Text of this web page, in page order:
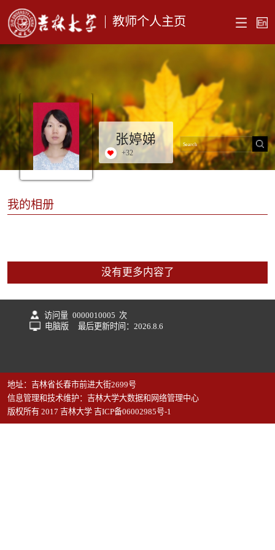
教师个人主页
张婷娣
+32
我的相册
没有更多内容了
访问量 0000010005 次
电脑版
最后更新时间： 2026 8 6
地址：吉林省长春市前进大街2699号
信息管理和技术维护：吉林大学大数据和网络管理中心
版权所有 2017 吉林大学 吉ICP备06002985号-1